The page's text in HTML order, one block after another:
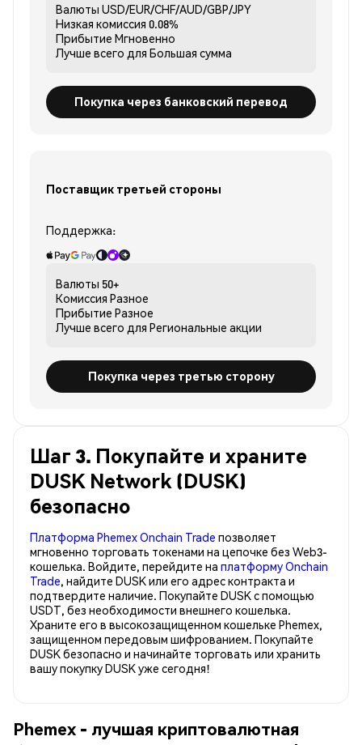
Валюты USD/EUR/CHF/AUD/GBP/JPY
Низкая комиссия 0.08%
Прибытие Мгновенно
Лучше всего для Большая сумма
Покупка через банковский перевод
Поставщик третьей стороны
Поддержка:
Валюты 50+
Комиссия Разное
Прибытие Разное
Лучше всего для Региональные акции
Покупка через третью сторону
Шаг 3. Покупайте и храните
DUSK Network (DUSK)
безопасно
Платформа Phemex Onchain Trade позволяет
мгновенно торговать токенами на цепочке без Web3-
кошелька. Войдите, перейдите на платформу Onchain
Trade, найдите DUSK или его адрес контракта и
подтвердите наличие. Покупайте DUSK с помощью
USDT, без необходимости внешнего кошелька.
Храните его в высокозащищенном кошельке Phemex,
защищенном передовым шифрованием. Покупайте
DUSK безопасно и начинайте торговать или хранить
вашу покупку DUSK уже сегодня!
Phemex - лучшая криптовалютная